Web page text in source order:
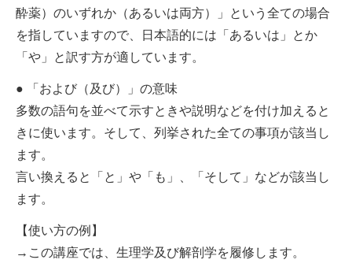
酔薬）のいずれか（あるいは両方）」という全ての場合
を指していますので、日本語的には「あるいは」とか
「や」と訳す方が適しています。
● 「および（及び）」の意味
多数の語句を並べて示すときや説明などを付け加えると
きに使います。そして、列挙された全ての事項が該当し
ます。
言い換えると「と」や「も」、「そして」などが該当し
ます。
【使い方の例】
→この講座では、生理学及び解剖学を履修します。